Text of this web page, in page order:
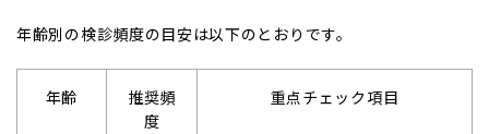
年齢別の検診頻度の目安は以下のとおりです。
年齢
推奨頻
度
重点チェック項目